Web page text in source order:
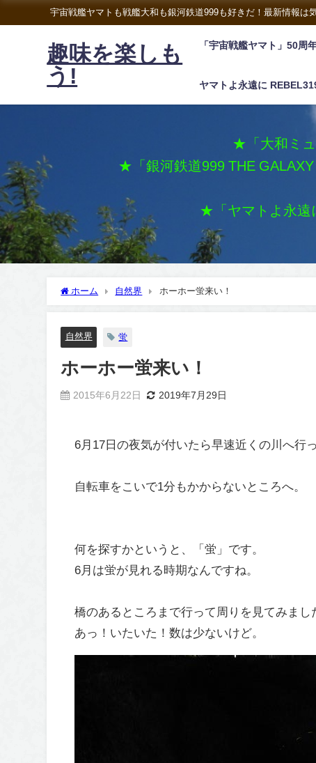
宇宙戦艦ヤマトも戦艦大和も銀河鉄道999も好きだ！最新情報は
趣味を楽しも
う!
「宇宙戦艦ヤマト」50周
ヤマトよ永遠に
★「大和ミ
★「銀河鉄道999 THE
★「ヤマトよ永遠
ホーム 自然界 ホーホー蛍来い！
自然界 蛍
ホーホー蛍来い！
2015年6月22日 2019年7月29日
6月17日の夜気が付いたら早速近くの川へ行
自転車をこいで1分もかからないところへ。
何を探すかというと、「蛍」です。
6月は蛍が見れる時期なんですね。
橋のあるところまで行って周りを見てみまし
あっ！いたいた！数は少ないけど。